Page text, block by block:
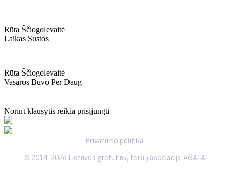
Rūta Ščiogolevaitė
Laikas Sustos
Rūta Ščiogolevaitė
Vasaros Buvo Per Daug
Norint klausytis reikia prisijungti
Privatumo politika
© 2014-2026 Lietuvos gretutinių teisių asociacija AGATA